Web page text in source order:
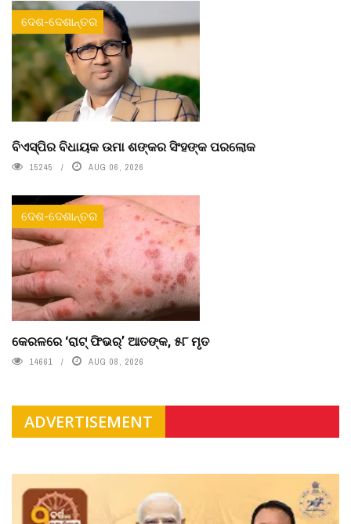
ଦେଶ-ଦେଶାନ୍ତର
ବିଏସ୍‌ପିର ବିଧାୟକ ଉମା ଶଙ୍କର ସିଂହଙ୍କ ପରଲୋକ
15245 AUG 06, 2026
ଦେଶ-ଦେଶାନ୍ତର
କେରଳରେ ‘ରାଟ୍ ଫିଭର୍’ ଆତଙ୍କ, ୫୮ ମୃତ
14661 AUG 08, 2026
ADVERTISEMENT